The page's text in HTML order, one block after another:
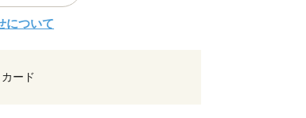
について
ード